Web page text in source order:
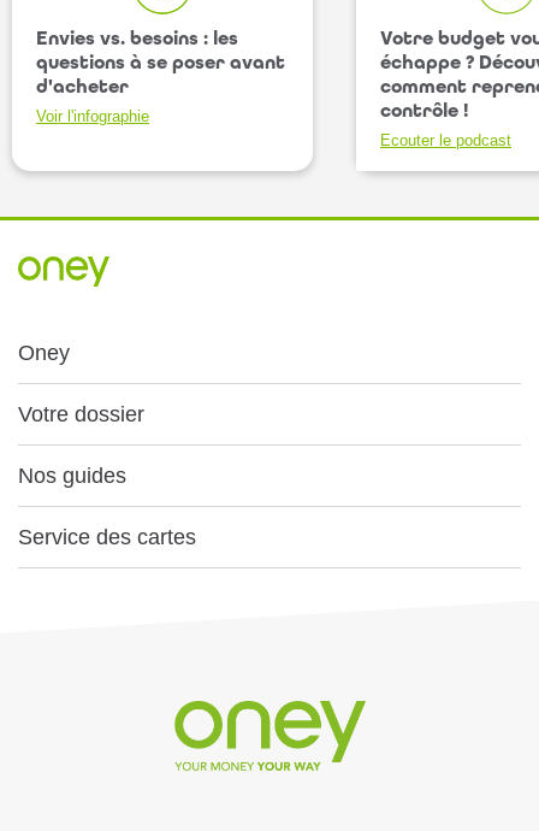
Envies vs. besoins : les
questions à se poser avant
d'acheter
Voir l'infographie
Votre budget
échappe ?
comment
contrôle !
Ecouter le podcast
Oney
Votre dossier
Nos guides
Service des cartes